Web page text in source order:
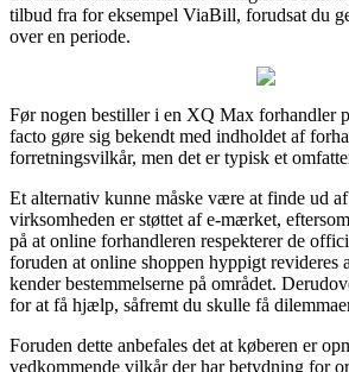
tilbud fra for eksempel ViaBill, forudsat du
over en periode.
Før nogen bestiller i en XQ Max forhandler
facto gøre sig bekendt med indholdet af
forretningsvilkår, men det er typisk et
Et alternativ kunne måske være at finde ud
virksomheden er støttet af e-mærket,
på at online forhandleren respekterer de
foruden at online shoppen hyppigt revideres
kender bestemmelserne på området.
for at få hjælp, såfremt du skulle få
Foruden dette anbefales det at køberen er
vedkommende vilkår der har betydning for